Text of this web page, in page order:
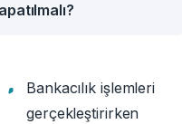
Bankacılık işlemleri
gerçekleştirirken